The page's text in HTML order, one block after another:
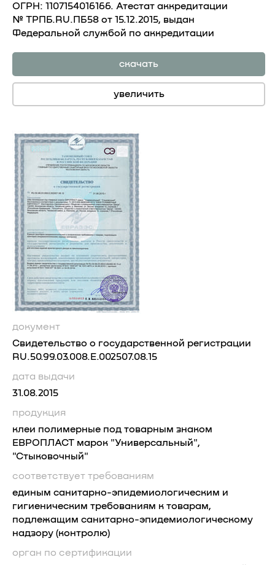
ОГРН: 1107154016166. Атестат аккредитации
№ ТРПБ.RU.ПБ58 от 15.12.2015, выдан
Федеральной службой по аккредитации
скачать
увеличить
документ
Свидетельство о государственной регистрации
RU.50.99.03.008.Е.002507.08.15
дата выдачи
31.08.2015
продукция
клеи полимерные под товарным знаком
ЕВРОПЛАСТ марок "Универсальный",
"Стыковочный"
соответствует требованиям
единым санитарно-эпидемиологическим и
гигиеническим требованиям к товарам,
подлежащим санитарно-эпидемиологическому
надзору (контролю)
орган по сертификации